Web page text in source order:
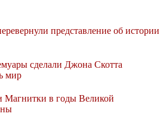
представление об истории
сделали Джона Скотта
мир
Магнитки в годы Великой